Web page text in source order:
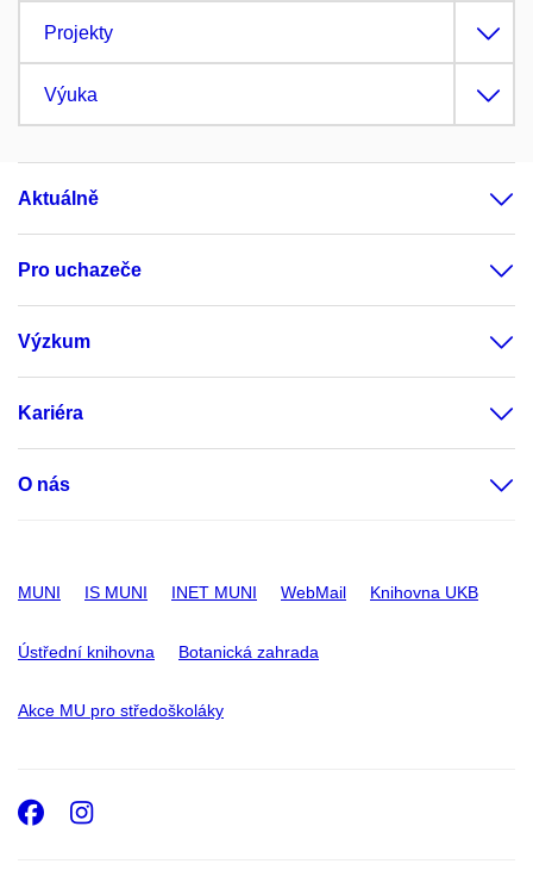
Projekty
Výuka
Aktuálně
Pro uchazeče
Výzkum
Kariéra
O nás
MUNI IS MUNI INET MUNI WebMail Knihovna UKB
Ústřední knihovna Botanická zahrada
Akce MU pro středoškoláky
Facebook
Instagram